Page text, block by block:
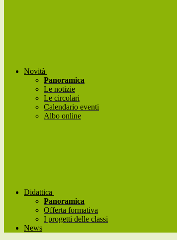
Novità
Panoramica
Le notizie
Le circolari
Calendario eventi
Albo online
Didattica
Panoramica
Offerta formativa
I progetti delle classi
News